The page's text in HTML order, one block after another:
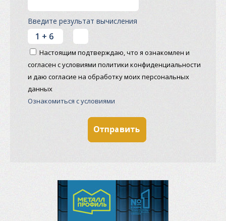
Введите результат вычисления
Настоящим подтверждаю, что я ознакомлен и
согласен с условиями политики конфиденциальности
и даю согласие на обработку моих персональных
данных
Ознакомиться с условиями